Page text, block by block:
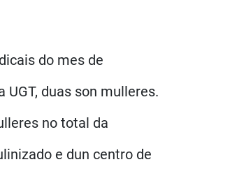
do mes de
duas son mulleres.
no total da
e dun centro de